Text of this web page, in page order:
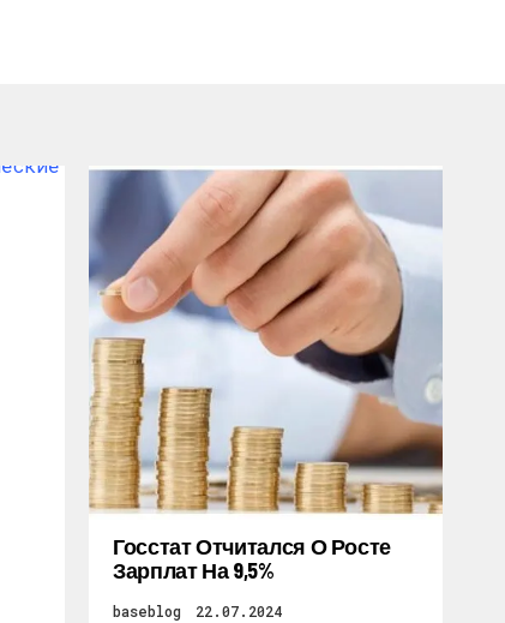
Госстат Отчитался О Росте
Зарплат На 9,5%
baseblog 22.07.2024